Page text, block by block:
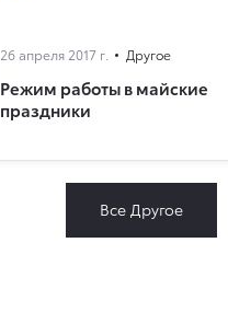
26 апреля 2017 г. Другое
Режим работы в майские
праздники
Все Другое